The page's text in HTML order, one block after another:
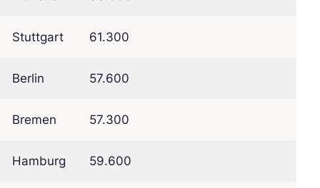
Stuttgart 61.300
Berlin 57.600
Bremen 57.300
Hamburg 59.600